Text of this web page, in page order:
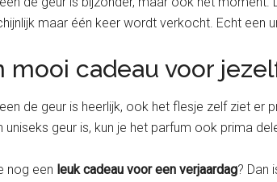
maar één keer wordt verkocht. Echt een
mooi cadeau voor
de geur is heerlijk, ook het flesje zelf ziet
uniseks geur is, kun je het parfum ook prima
nog een leuk cadeau voor een verjaardag? Dan